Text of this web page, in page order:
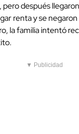
después
renta y se
la familia intentó
▼ Publicidad